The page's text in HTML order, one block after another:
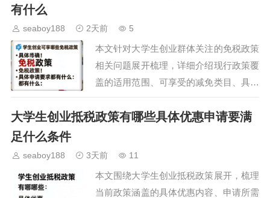
有什么
seaboy188 2天前 5
本文针对大学生创业群体关注的免税政策
相关问题展开梳理，详细介绍现行政策覆
盖的适用范围、可享受的减免类目、具体
申请流程及注意事项，帮助有创业意向的
大学生清晰掌握政策红利，降低创业初期
大学生创业抵税政策有哪些具体优惠申请要满
足什么条件
seaboy188 3天前 11
本文围绕大学生创业抵税政策展开，梳理
当前政策涵盖的具体优惠内容、申请所需